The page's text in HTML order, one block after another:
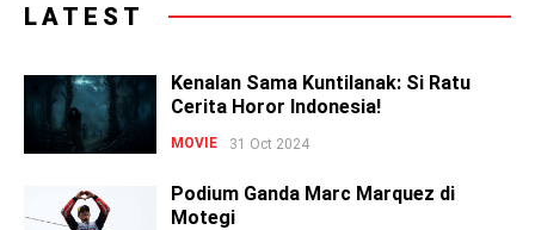
LATEST
Kenalan Sama Kuntilanak: Si Ratu
Cerita Horor Indonesia!
MOVIE 31 Oct 2024
Podium Ganda Marc Marquez di
Motegi